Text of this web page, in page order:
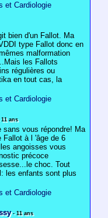
et Cardiologie
bien d'un Fallot. Ma
type Fallot donc en
malformation
les Fallots
régulières ou
en tout cas, la
et Cardiologie
ans
sans vous répondre! Ma
Fallot à l 'âge de 6
angoisses vous
précoce
choc. Tout
les enfants sont plus
et Cardiologie
- 11 ans